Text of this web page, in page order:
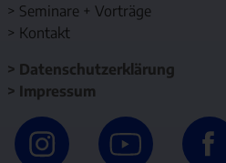
> Seminare + Vorträge
> Kontakt
> Datenschutzerklärung
> Impressum